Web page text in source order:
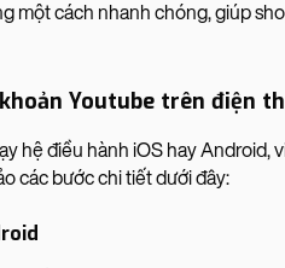
một cách nhanh chóng, giúp
Youtube trên điện
hệ điều hành iOS hay
các bước chi tiết dưới đây: